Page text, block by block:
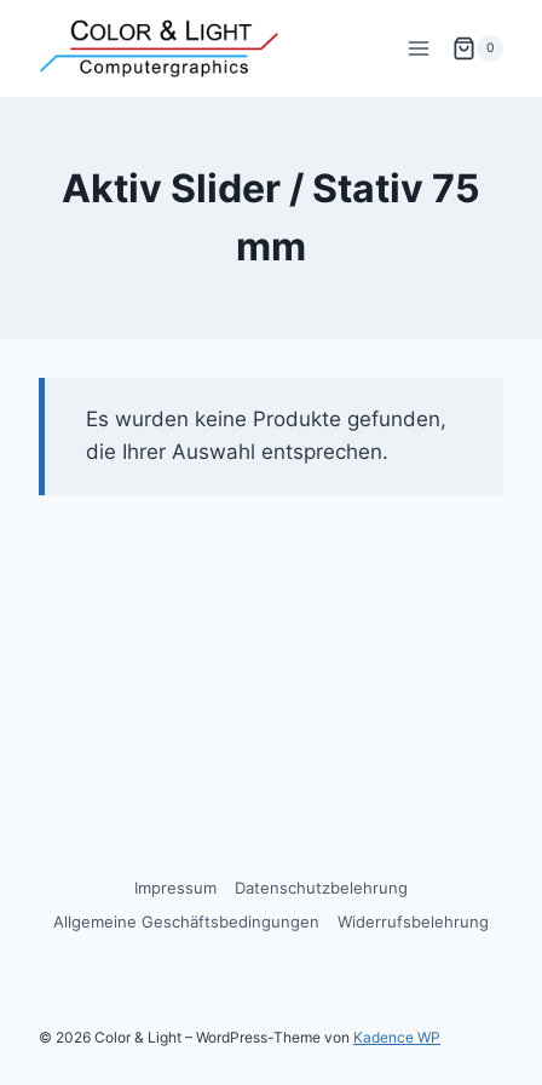
springen
0
Aktiv Slider / Stativ 75
mm
Es wurden keine Produkte gefunden,
die Ihrer Auswahl entsprechen.
Impressum
Datenschutzbelehrung
Allgemeine Geschäftsbedingungen
Widerrufsbelehrung
© 2026 Color & Light – WordPress-Theme von Kadence WP